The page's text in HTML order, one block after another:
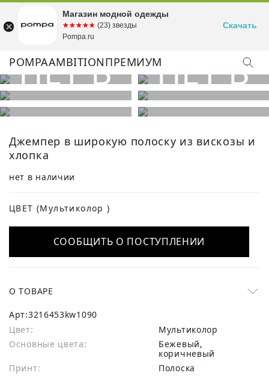
POMPAAMBITIONПРЕМИУМ
Джемпер в широкую полоску из вискозы и
хлопка
нет в наличии
ЦВЕТ (Мультиколор )
СООБЩИТЬ О ПОСТУПЛЕНИИ
О ТОВАРЕ
Арт:3216453kw1090
Цвет:
Мультиколор
Основные цвета:
бежевый,
коричневый
Принт:
Полоска
Магазин модной одежды
☆☆☆☆☆
★★★★★ (23) звезды
Pompa.ru
Скачать